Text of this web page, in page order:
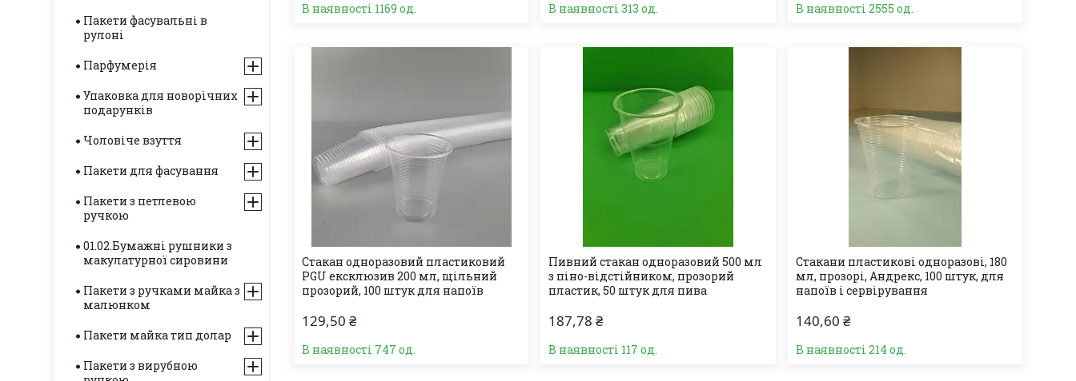
В наявності 1169 од. В наявності 313 од. В наявності 2555 од.
Стакан одноразовий пластиковий
PGU ексклюзив 200 мл, щільний
прозорий, 100 штук для напоїв
129,50 ₴
В наявності 747 од.
Пивний стакан одноразовий 500 мл
з піно-відстійником, прозорий
пластик, 50 штук для пива
187,78 ₴
В наявності 117 од.
Стакани пластикові одноразові, 180
мл, прозорі, Андрекс, 100 штук, для
напоїв і сервірування
140,60 ₴
В наявності 214 од.
Пакети фасувальні в
рулоні
Парфумерія
Упаковка для новорічних
подарунків
Чоловіче взуття
Пакети для фасування
Пакети з петлевою
ручкою
01.02.Бумажні рушники з
макулатурної сировини
Пакети з ручками майка з
малюнком
Пакети майка тип долар
Пакети з вирубною